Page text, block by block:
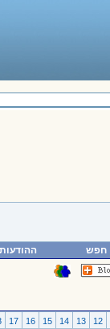
חפש
12
13
14
15
16
17